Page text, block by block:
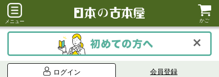
メニュー かご
ログイン 会員登録